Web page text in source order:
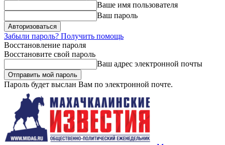
Ваше имя пользователя
Ваш пароль
Забыли пароль? Получить помощь
Восстановление пароля
Восстановите свой пароль
Ваш адрес электронной почты
Пароль будет выслан Вам по электронной почте.